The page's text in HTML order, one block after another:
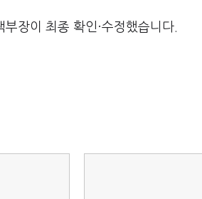
장이 최종 확인·수정했습니다.